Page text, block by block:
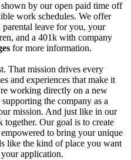
by our open paid time off
work schedules. We offer
leave for you, your
and a 401k with company
for more information.
That mission drives every
and experiences that make it
working directly on a new
the company as a
mission. And just like in our
together. Our goal is to create
to bring your unique
like the kind of place you want
application.